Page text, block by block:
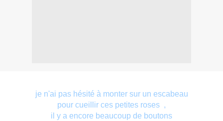
je n'ai pas hésité à monter sur un escabeau
pour cueillir ces petites roses ,
il y a encore beaucoup de boutons